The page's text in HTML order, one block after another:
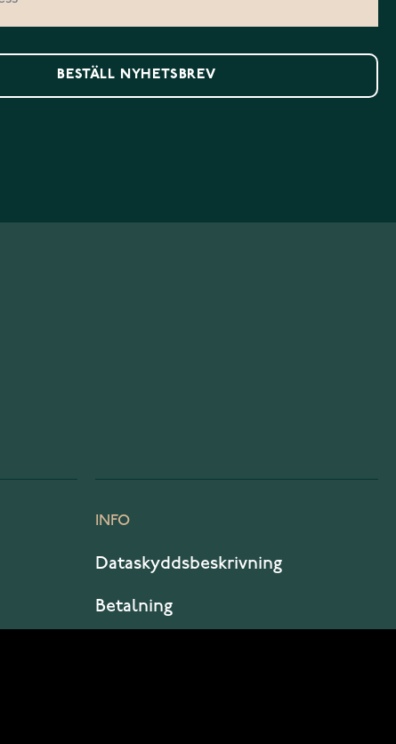
BESTÄLL NYHETSBREV
INFO
Dataskyddsbeskrivning
Betalning